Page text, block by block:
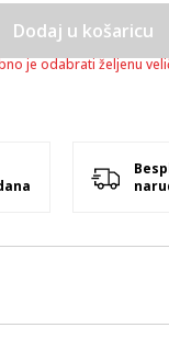
Dodaj u košaricu
je odabrati željenu